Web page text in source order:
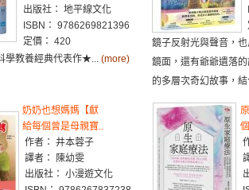
出版社： 地平線文化
ISBN： 9786269821396
定價： 420
學教養經典代表作★... (more)
鏡子反射光與聲音，
鏡面，還有爺爺遺落
的多層次奇幻故事，結
奶奶也想媽媽【獻
給每個曾是母親寶..
作者： 井本蓉子
譯者： 陳幼雯
出版社： 小漫遊文化